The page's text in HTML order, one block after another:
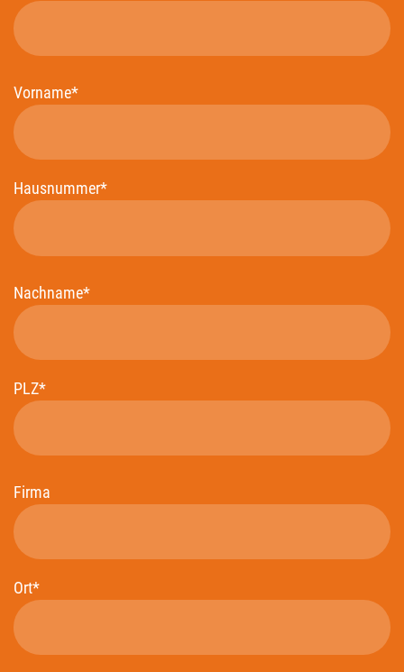
Vorname*
Hausnummer*
Nachname*
PLZ*
Firma
Ort*